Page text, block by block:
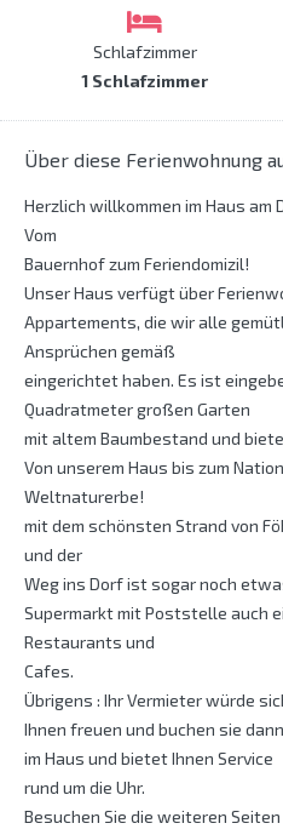
Schlafzimmer
1 Schlafzimmer
Über diese Ferienwohnung
Herzlich willkommen im Haus am
Vom
Bauernhof zum Feriendomizil!
Unser Haus verfügt über
Appartements, die wir alle
Ansprüchen gemäß
eingerichtet haben. Es ist
Quadratmeter großen Garten
mit altem Baumbestand und
Von unserem Haus bis zum
Weltnaturerbe!
mit dem schönsten Strand von
und der
Weg ins Dorf ist sogar noch
Supermarkt mit Poststelle auch
Restaurants und
Cafes.
Übrigens : Ihr Vermieter würde
Ihnen freuen und buchen sie
im Haus und bietet Ihnen Service
rund um die Uhr.
Besuchen Sie die weiteren